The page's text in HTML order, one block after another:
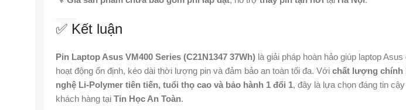
✅ Kết luận
Pin Laptop Asus VM400 Series (C21N1347 37Wh) là giải pháp hoàn hảo giúp laptop Asus
hoạt động ổn định, kéo dài thời lượng pin và đảm bảo an toàn tối đa. Với chất lượng chính
nghệ Li-Polymer tiên tiến, tuổi thọ cao và bảo hành 1 đổi 1, đây là lựa chọn đáng tin
khách hàng tại Tin Học An Toàn.